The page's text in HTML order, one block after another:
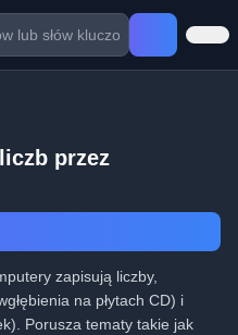
przez
zapisują liczby,
na płytach CD) i
Porusza tematy takie jak